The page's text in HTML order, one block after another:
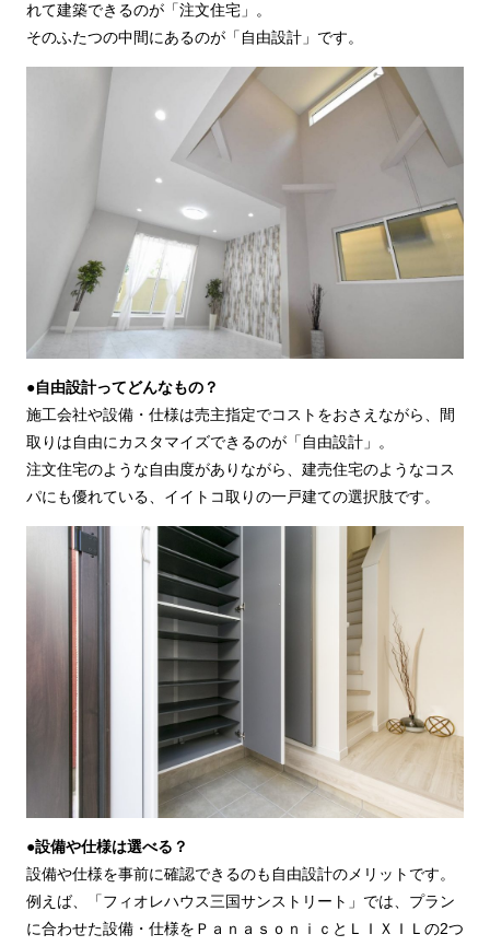
れて建築できるのが「注文住宅」。
そのふたつの中間にあるのが「自由設計」です。
●自由設計ってどんなもの？
施工会社や設備・仕様は売主指定でコストをおさえながら、間
取りは自由にカスタマイズできるのが「自由設計」。
注文住宅のような自由度がありながら、建売住宅のようなコス
パにも優れている、イイトコ取りの一戸建ての選択肢です。
●設備や仕様は選べる？
設備や仕様を事前に確認できるのも自由設計のメリットです。
例えば、「フィオレハウス三国サンストリート」では、プラン
に合わせた設備・仕様をＰａｎａｓｏｎｉｃとＬＩＸＩＬの2つ